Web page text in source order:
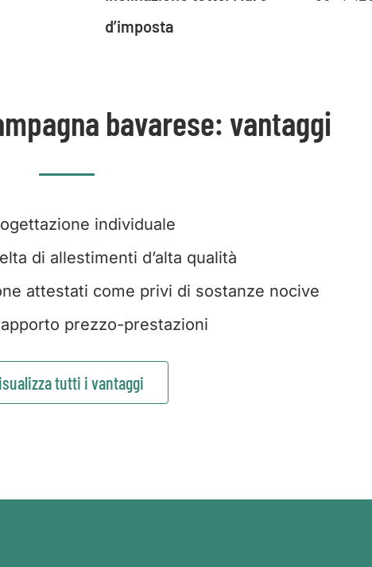
d’imposta
bavarese: vantaggi
individuale
di allestimenti d’alta qualità
attestati come privi di sostanze nocive
prezzo-prestazioni
tutti i vantaggi